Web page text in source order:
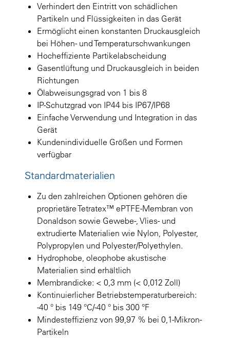
Verhindert den Eintritt von schädlichen
Partikeln und Flüssigkeiten in das Gerät
Ermöglicht einen konstanten Druckausgleich
bei Höhen- und Temperaturschwankungen
Hocheffiziente Partikelabscheidung
Gasentlüftung und Druckausgleich in beiden
Richtungen
Ölabweisungsgrad von 1 bis 8
IP-Schutzgrad von IP44 bis IP67/IP68
Einfache Verwendung und Integration in das
Gerät
Kundenindividuelle Größen und Formen
verfügbar
Standardmaterialien
Zu den zahlreichen Optionen gehören die
proprietäre Tetratex™ ePTFE-Membran von
Donaldson sowie Gewebe-, Vlies- und
extrudierte Materialien wie Nylon, Polyester,
Polypropylen und Polyester/Polyethylen.
Hydrophobe, oleophobe akustische
Materialien sind erhältlich
Membrandicke: < 0,3 mm (< 0,012 Zoll)
Kontinuierlicher Betriebstemperaturbereich:
-40 ° bis 149 °C/-40 ° bis 300 °F
Mindesteffizienz von 99,97 % bei 0,1-Mikron-
Partikeln